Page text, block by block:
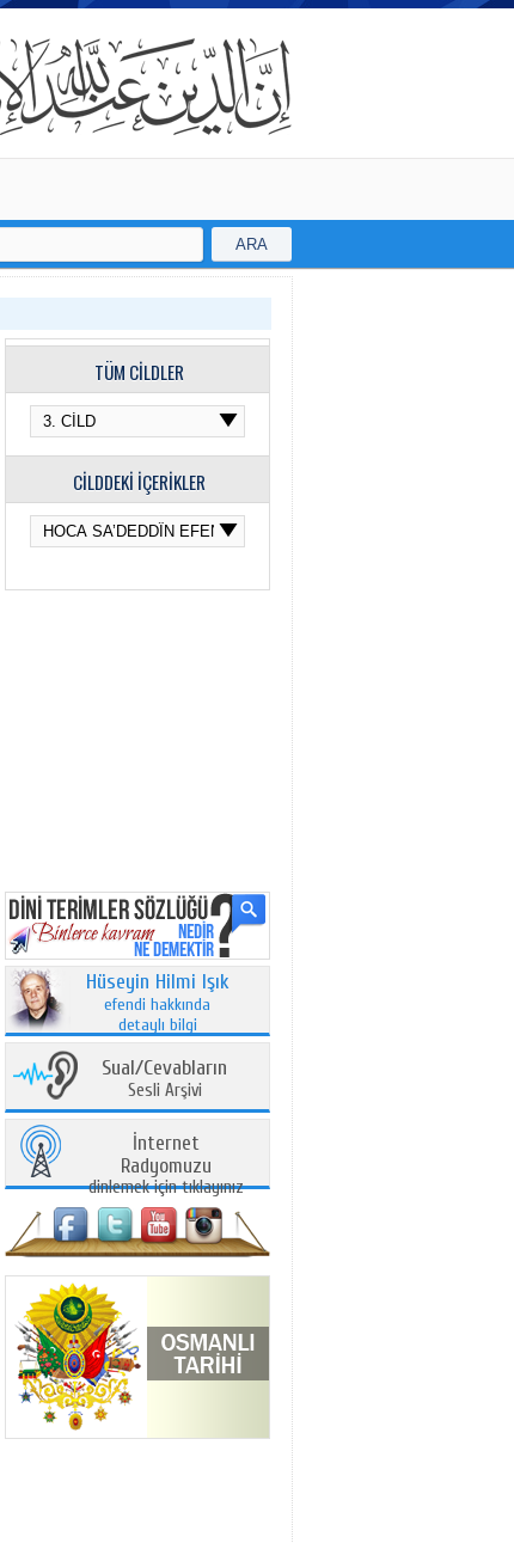
ARA
TÜM CİLDLER
CİLDDEKİ İÇERİKLER
Hüseyin Hilmi Işık
efendi hakkında
detaylı bilgi
Sual/Cevabların
Sesli Arşivi
İnternet
Radyomuzu
dinlemek için tıklayınız